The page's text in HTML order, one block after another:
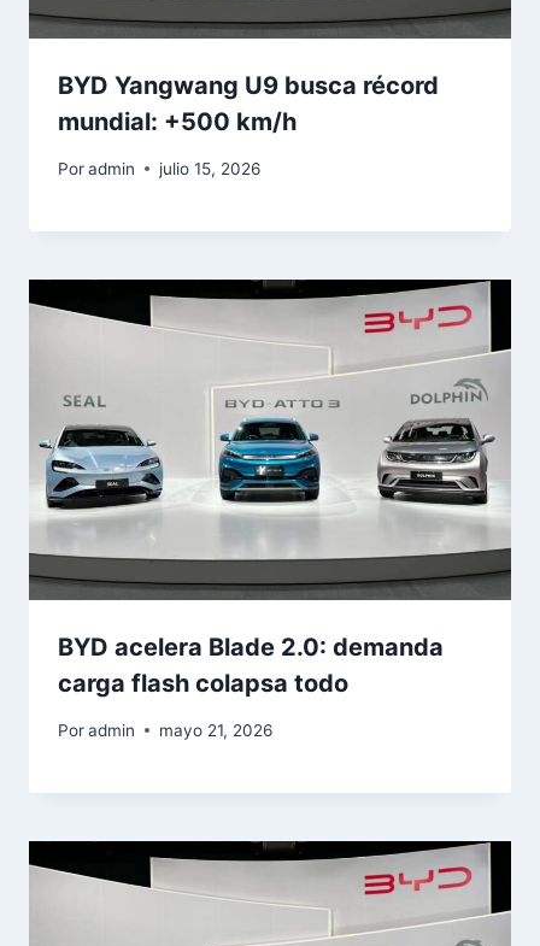
BYD Yangwang U9 busca récord
mundial: +500 km/h
Poradmin julio 15, 2026
BYD acelera Blade 2.0: demanda
carga flash colapsa todo
Poradmin mayo 21, 2026